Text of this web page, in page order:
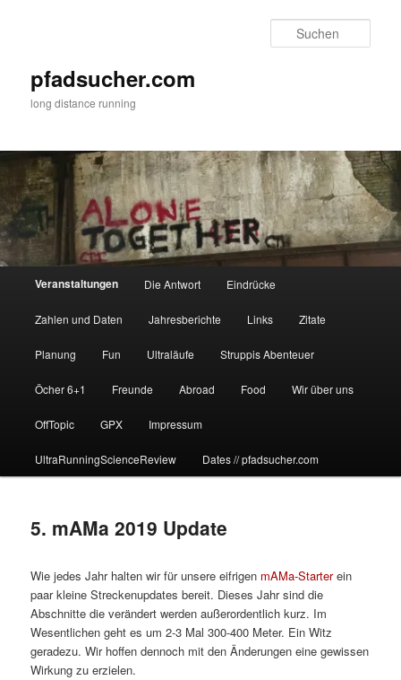
pfadsucher.com
long distance running
HauptmenüVeranstaltungen Die Antwort Eindrücke
Zahlen und Daten Jahresberichte Links Zitate
Planung Fun Ultraläufe Struppis Abenteuer
Öcher 6+1 Freunde Abroad Food Wir über uns
OffTopic GPX Impressum
UltraRunningScienceReview Dates // pfadsucher.com
5. mAMa 2019 Update
Wie jedes Jahr halten wir für unsere eifrigen mAMa-Starterein
paar kleine Streckenupdates bereit. Dieses Jahr sind die
Abschnitte die verändert werden außerordentlich kurz. Im
Wesentlichen geht es um 2-3 Mal 300-400 Meter. Ein Witz
geradezu. Wir hoffen dennoch mit den Änderungen eine gewissen
Wirkung zu erzielen.